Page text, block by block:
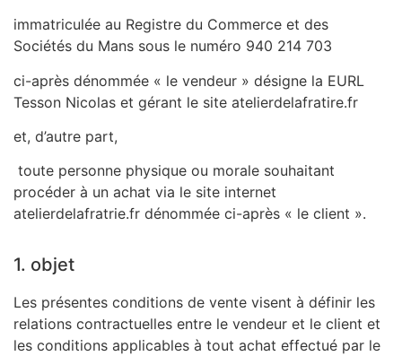
immatriculée au Registre du Commerce et des
Sociétés du Mans sous le numéro 940 214 703
ci-après dénommée « le vendeur » désigne la EURL
Tesson Nicolas et gérant le site atelierdelafratire.fr
et, d’autre part,
toute personne physique ou morale souhaitant
procéder à un achat via le site internet
atelierdelafratrie.fr dénommée ci-après « le client ».
1. objet
Les présentes conditions de vente visent à définir les
relations contractuelles entre le vendeur et le client et
les conditions applicables à tout achat effectué par le